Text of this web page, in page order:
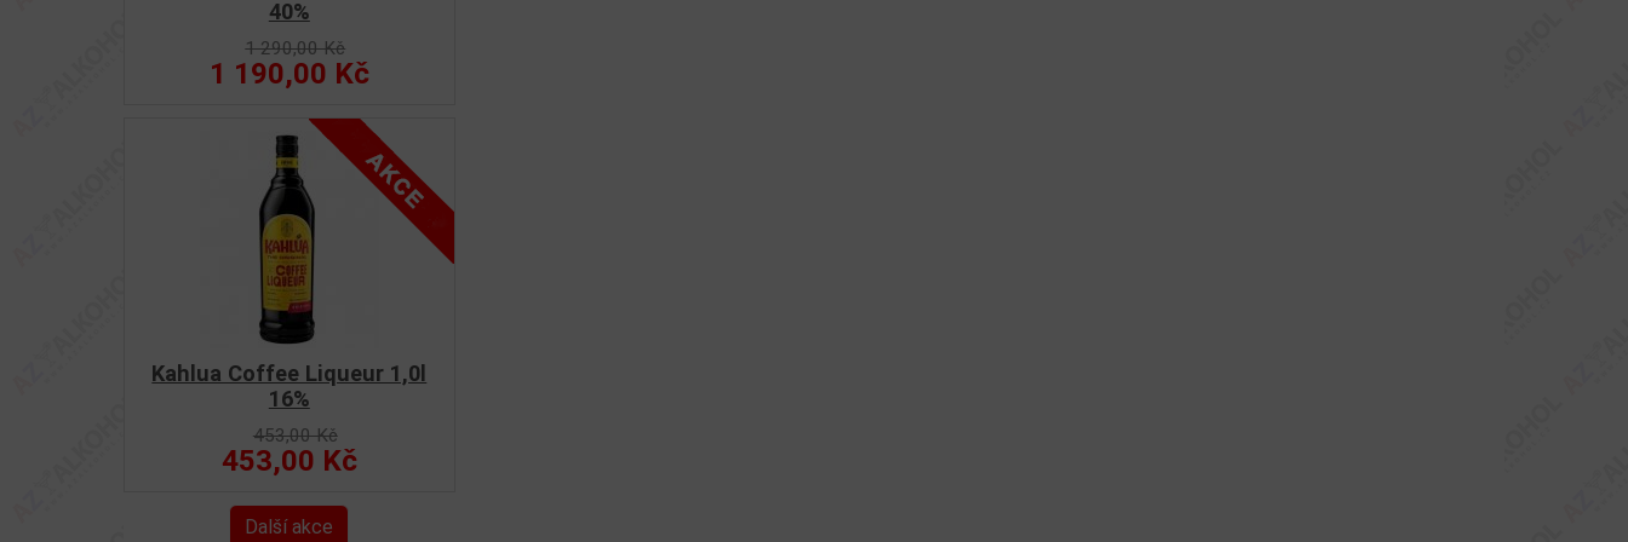
40%
1 290,00 Kč
1 190,00 Kč
Kahlua Coffee Liqueur 1,0l
16%
453,00 Kč
453,00 Kč
Další akce